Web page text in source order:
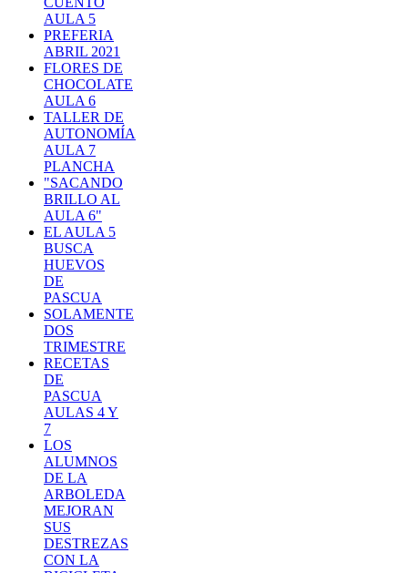
AULA 5
PREFERIA
ABRIL 2021
FLORES DE
CHOCOLATE
AULA 6
TALLER DE
AUTONOMÍA
AULA 7
PLANCHA
"SACANDO
BRILLO AL
AULA 6"
EL AULA 5
BUSCA
HUEVOS
DE
PASCUA
SOLAMENTE
DOS
TRIMESTRE
RECETAS
DE
PASCUA
AULAS 4 Y
7
LOS
ALUMNOS
DE LA
ARBOLEDA
MEJORAN
SUS
DESTREZAS
CON LA